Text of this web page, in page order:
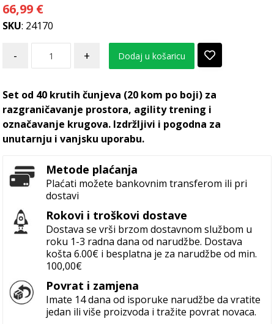
66,99 €
SKU: 24170
- + Dodaj u košaricu
Set od 40 krutih čunjeva (20 kom po boji) za
razgraničavanje prostora, agility trening i
označavanje krugova. Izdržljivi i pogodna za
unutarnju i vanjsku uporabu.
Metode plaćanja
Plaćati možete bankovnim transferom ili pri
dostavi
Rokovi i troškovi dostave
Dostava se vrši brzom dostavnom službom u
roku 1-3 radna dana od narudžbe. Dostava
košta 6.00€ i besplatna je za narudžbe od min.
100,00€
Povrat i zamjena
Imate 14 dana od isporuke narudžbe da vratite
jedan ili više proizvoda i tražite povrat novaca.